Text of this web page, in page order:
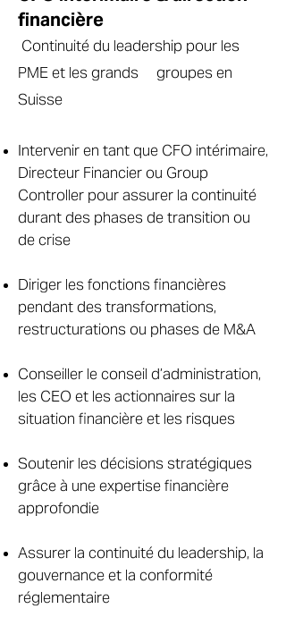
financière
Continuité du leadership pour les
PME et les grands groupes en
Suisse
Intervenir en tant que CFO intérimaire,
Directeur Financier ou Group
Controller pour assurer la continuité
durant des phases de transition ou
de crise
Diriger les fonctions financières
pendant des transformations,
restructurations ou phases de M&A
Conseiller le conseil d’administration,
les CEO et les actionnaires sur la
situation financière et les risques
Soutenir les décisions stratégiques
grâce à une expertise financière
approfondie
Assurer la continuité du leadership, la
gouvernance et la conformité
réglementaire